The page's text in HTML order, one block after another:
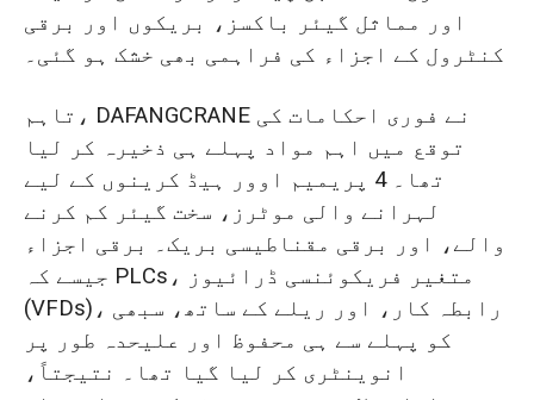
اور مماثل گیئر باکسز، بریکوں اور برقی
تاہم، DAFANGCRANE نے فوری احکامات کی
توقع میں اہم مواد پہلے ہی ذخیرہ کر لیا
تھا۔ 4 پریمیم اوور ہیڈ کرینوں کے لیے
لہرانے والی موٹرز، سخت گیئر کم کرنے
والے، اور برقی مقناطیسی بریک۔ برقی اجزاء
جیسے کہ PLCs، متغیر فریکوئنسی ڈرائیوز
(VFDs)، رابطہ کار، اور ریلے کے ساتھ، سبھی
کو پہلے سے ہی محفوظ اور علیحدہ طور پر
انوینٹری کر لیا گیا تھا۔ نتیجتاً،